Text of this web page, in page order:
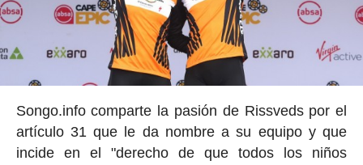
Songo.info comparte la pasión de Rissveds por el
artículo 31 que le da nombre a su equipo y que
incide en el "derecho de que todos los niños